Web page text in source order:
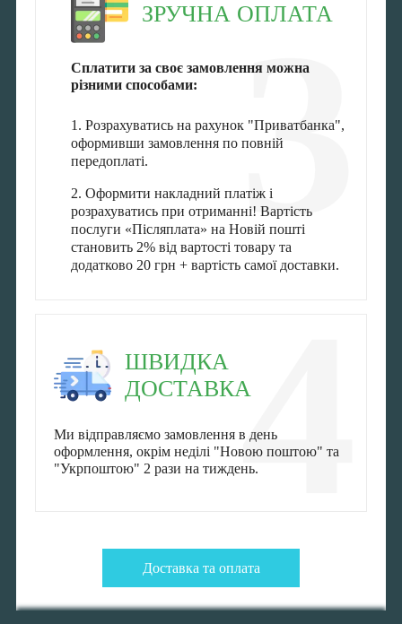
3
ЗРУЧНА ОПЛАТА
Сплатити за своє замовлення можна
різними способами:
1. Розрахуватись на рахунок "Приватбанка",
оформивши замовлення по повній
передоплаті.
2. Оформити накладний платіж і
розрахуватись при отриманні! Вартість
послуги «Післяплата» на Новій пошті
становить 2% від вартості товару та
додатково 20 грн + вартість самої доставки.
4
ШВИДКА
ДОСТАВКА
Ми відправляємо замовлення в день
оформлення, окрім неділі "Новою поштою" та
"Укрпоштою" 2 рази на тиждень.
Доставка та оплата